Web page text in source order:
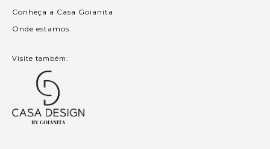
Conheça a Casa Goianita
Onde estamos
Visite também: